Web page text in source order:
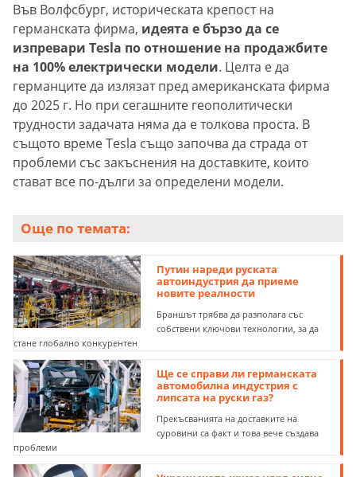
Във Волфсбург, историческата крепост на
германската фирма, идеята е бързо да се
изпревари Tesla по отношение на продажбите
на 100% електрически модели. Целта е да
германците да излязат пред американската фирма
до 2025 г. Но при сегашните геополитически
трудности задачата няма да е толкова проста. В
същото време Tesla също започва да страда от
проблеми със закъснения на доставките, които
стават все по-дълги за определени модели.
Още по темата:
Путин нареди руската
автоиндустрия да приеме
новите реалности
Браншът трябва да разполага със
собствени ключови технологии, за да
стане глобално конкурентен
Ще се справи ли германската
автомобилна индустрия с
липсата на руски газ?
Прекъсванията на доставките на
суровини са факт и това вече създава
проблеми